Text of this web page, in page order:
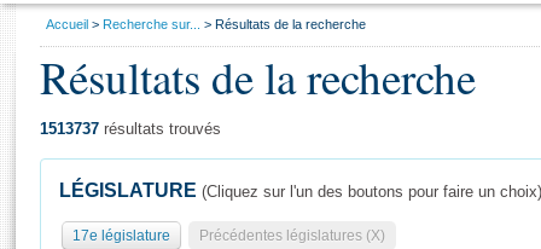
Général
Vous
Accueil Recherche sur... Résultats de la recherche
Résultats de la recherche
1513737 résultats trouvés
LÉGISLATURE (Cliquez sur l'un des boutons pour faire un choix)
17e législature Précédentes législatures (X)